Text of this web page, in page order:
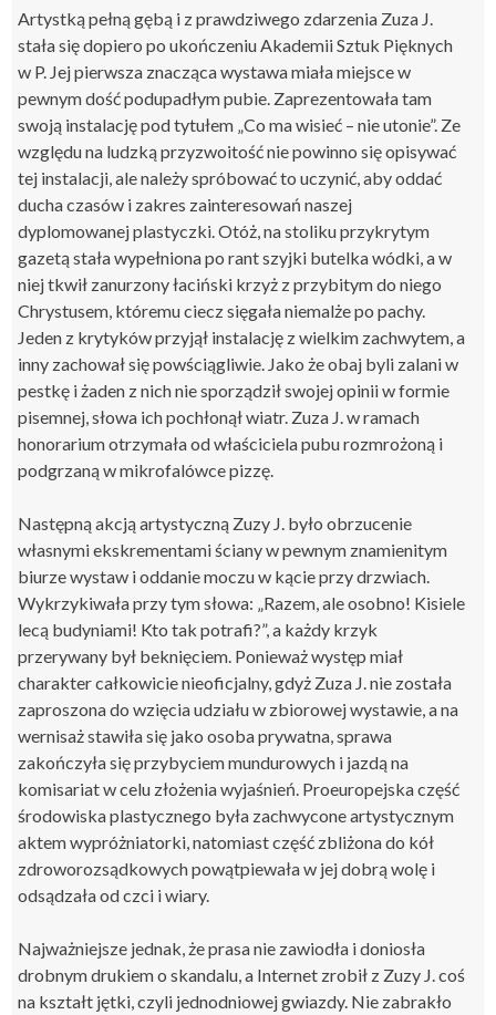
Artystką pełną gębą i z prawdziwego zdarzenia Zuza J.
stała się dopiero po ukończeniu Akademii Sztuk Pięknych
w P. Jej pierwsza znacząca wystawa miała miejsce w
pewnym dość podupadłym pubie. Zaprezentowała tam
swoją instalację pod tytułem „Co ma wisieć – nie utonie”. Ze
względu na ludzką przyzwoitość nie powinno się opisywać
tej instalacji, ale należy spróbować to uczynić, aby oddać
ducha czasów i zakres zainteresowań naszej
dyplomowanej plastyczki. Otóż, na stoliku przykrytym
gazetą stała wypełniona po rant szyjki butelka wódki, a w
niej tkwił zanurzony łaciński krzyż z przybitym do niego
Chrystusem, któremu ciecz sięgała niemalże po pachy.
Jeden z krytyków przyjął instalację z wielkim zachwytem, a
inny zachował się powściągliwie. Jako że obaj byli zalani w
pestkę i żaden z nich nie sporządził swojej opinii w formie
pisemnej, słowa ich pochłonął wiatr. Zuza J. w ramach
honorarium otrzymała od właściciela pubu rozmrożoną i
podgrzaną w mikrofalówce pizzę.
Następną akcją artystyczną Zuzy J. było obrzucenie
własnymi ekskrementami ściany w pewnym znamienitym
biurze wystaw i oddanie moczu w kącie przy drzwiach.
Wykrzykiwała przy tym słowa: „Razem, ale osobno! Kisiele
lecą budyniami! Kto tak potrafi?”, a każdy krzyk
przerywany był beknięciem. Ponieważ występ miał
charakter całkowicie nieoficjalny, gdyż Zuza J. nie została
zaproszona do wzięcia udziału w zbiorowej wystawie, a na
wernisaż stawiła się jako osoba prywatna, sprawa
zakończyła się przybyciem mundurowych i jazdą na
komisariat w celu złożenia wyjaśnień. Proeuropejska część
środowiska plastycznego była zachwycone artystycznym
aktem wypróżniatorki, natomiast część zbliżona do kół
zdroworozsądkowych powątpiewała w jej dobrą wolę i
odsądzała od czci i wiary.
Najważniejsze jednak, że prasa nie zawiodła i doniosła
drobnym drukiem o skandalu, a Internet zrobił z Zuzy J. coś
na kształt jętki, czyli jednodniowej gwiazdy. Nie zabrakło